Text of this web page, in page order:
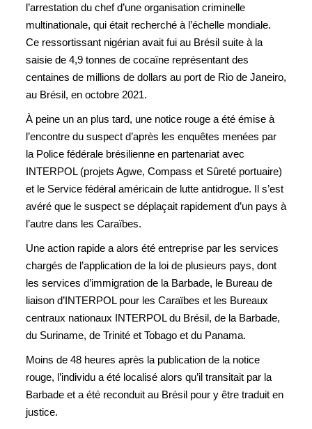
l’arrestation du chef d’une organisation criminelle
multinationale, qui était recherché à l’échelle mondiale.
Ce ressortissant nigérian avait fui au Brésil suite à la
saisie de 4,9 tonnes de cocaïne représentant des
centaines de millions de dollars au port de Rio de Janeiro,
au Brésil, en octobre 2021.
À peine un an plus tard, une notice rouge a été émise à
l’encontre du suspect d’après les enquêtes menées par
la Police fédérale brésilienne en partenariat avec
INTERPOL (projets Agwe, Compass et Sûreté portuaire)
et le Service fédéral américain de lutte antidrogue. Il s’est
avéré que le suspect se déplaçait rapidement d’un pays à
l’autre dans les Caraïbes.
Une action rapide a alors été entreprise par les services
chargés de l’application de la loi de plusieurs pays, dont
les services d’immigration de la Barbade, le Bureau de
liaison d’INTERPOL pour les Caraïbes et les Bureaux
centraux nationaux INTERPOL du Brésil, de la Barbade,
du Suriname, de Trinité et Tobago et du Panama.
Moins de 48 heures après la publication de la notice
rouge, l’individu a été localisé alors qu’il transitait par la
Barbade et a été reconduit au Brésil pour y être traduit en
justice.